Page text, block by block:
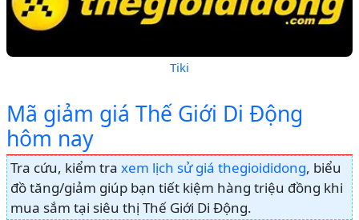
Tiki
Mã giảm giá Thế Giới Di Động
hôm nay
Tra cứu, kiểm tra xem lịch sử giá thegioididong, biểu
đồ tăng/giảm giúp bạn tiết kiệm hàng triệu đồng khi
mua sắm tại siêu thị Thế Giới Di Động.